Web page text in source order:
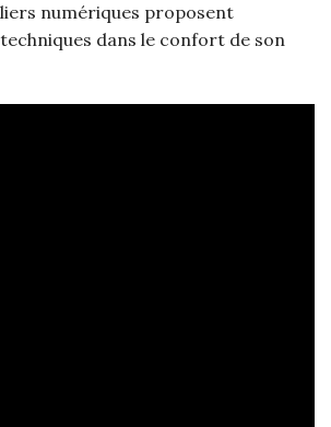
numériques proposent
dans le confort de son